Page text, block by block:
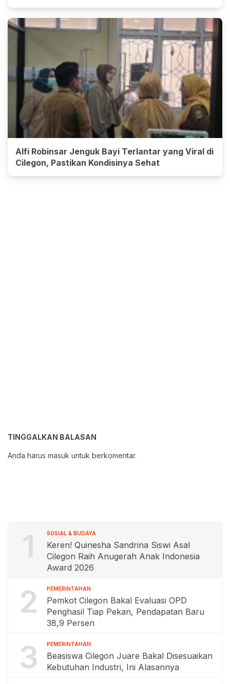
Alfi Robinsar Jenguk Bayi Terlantar yang Viral di
Cilegon, Pastikan Kondisinya Sehat
TINGGALKAN BALASAN
Anda harus masuk untuk berkomentar.
1 SOSIAL & BUDAYA
Keren! Quinesha Sandrina Siswi Asal
Cilegon Raih Anugerah Anak Indonesia
Award 2026
2 PEMERINTAHAN
Pemkot Cilegon Bakal Evaluasi OPD
Penghasil Tiap Pekan, Pendapatan Baru
38,9 Persen
3 PEMERINTAHAN
Beasiswa Cilegon Juare Bakal Disesuaikan
Kebutuhan Industri, Ini Alasannya